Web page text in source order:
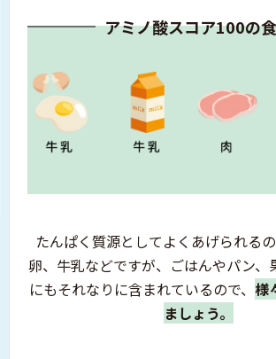
アミノ酸スコア100の
たんぱく質源としてよくあげられるの
卵、牛乳などですが、 ごはんやパン、
にもそれなりに含まれているので、 様
ましょう。